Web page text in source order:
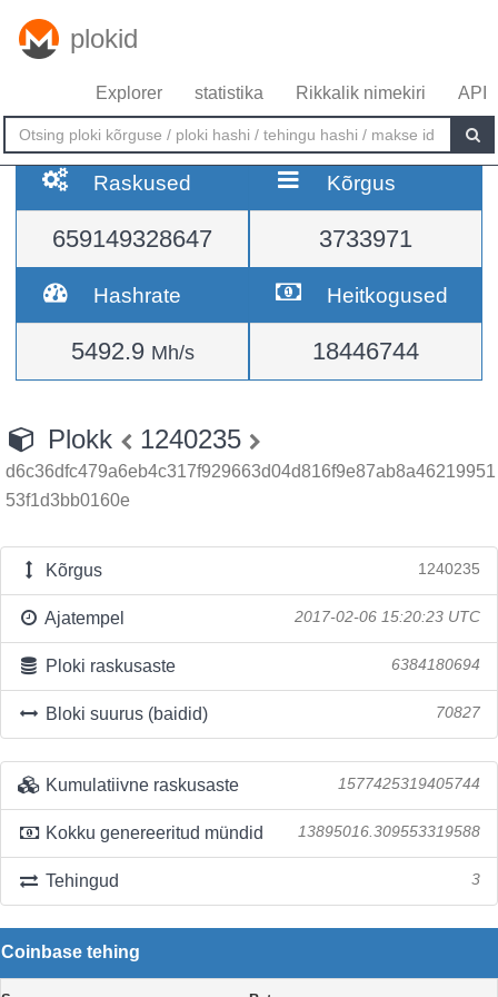
plokid
Explorer statistika Rikkalik nimekiri API
Raskused
659149328647
Kõrgus
3733971
Hashrate
5492.9 Mh/s
Heitkogused
18446744
Plokk 1240235
d6c36dfc479a6eb4c317f929663d04d816f9e87ab8a46219951
53f1d3bb0160e
Kõrgus 1240235
Ajatempel 2017-02-06 15:20:23 UTC
Ploki raskusaste 6384180694
Bloki suurus (baidid) 70827
Kumulatiivne raskusaste 1577425319405744
Kokku genereeritud mündid 13895016.309553319588
Tehingud 3
Coinbase tehing